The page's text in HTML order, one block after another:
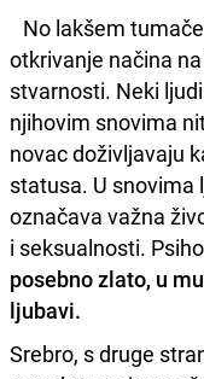
No lakšem
otkrivanje načina
stvarnosti. Neki
njihovim snovima
novac doživljavaju
statusa. U snovima
označava važna
i seksualnosti.
posebno zlato, u
ljubavi.
Srebro, s druge